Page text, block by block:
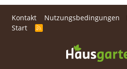
Kontakt Nutzungsbedingungen
Start
R